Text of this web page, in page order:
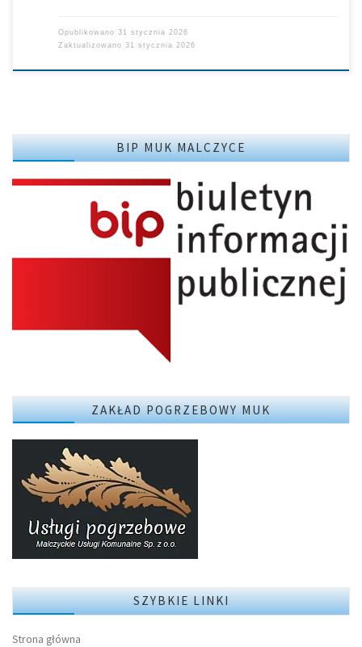
Opublikowano 31 stycznia 2026
Zaktualizowano 31 stycznia 2026
BIP MUK MALCZYCE
ZAKŁAD POGRZEBOWY MUK
SZYBKIE LINKI
Strona główna